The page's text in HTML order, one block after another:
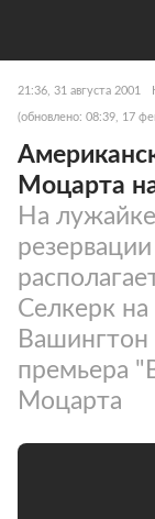
21:36, 31 августа 2001
(обновлено: 08:39, 17
Моцарта
На
Селкерк
премьера
Моцарта